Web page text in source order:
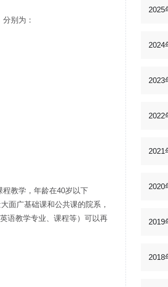
别为：
教学，年龄在40岁以下
面广基础课和公共课的院系，
语教学专业、课程等）可以再
2025
2024
2023
2022
2021
2020
2019
2018